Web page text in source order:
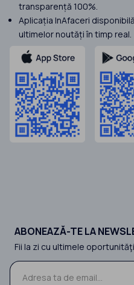
transparență 100%.
Aplicația InAfaceri
ultimelor noutăți în timp real.
ABONEAZĂ-TE LA
Fii la zi cu ultimele